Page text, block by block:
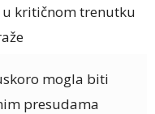
u kritičnom trenutku
mogla biti
presudama